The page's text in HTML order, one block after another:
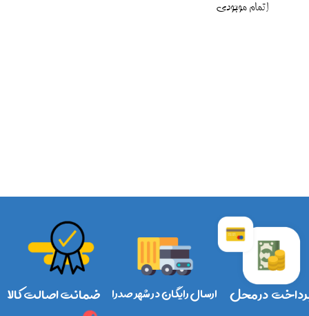
اتمام موجودی
ارسال رایگان در شهر صدرا در محل ضمانت اصالت کالا